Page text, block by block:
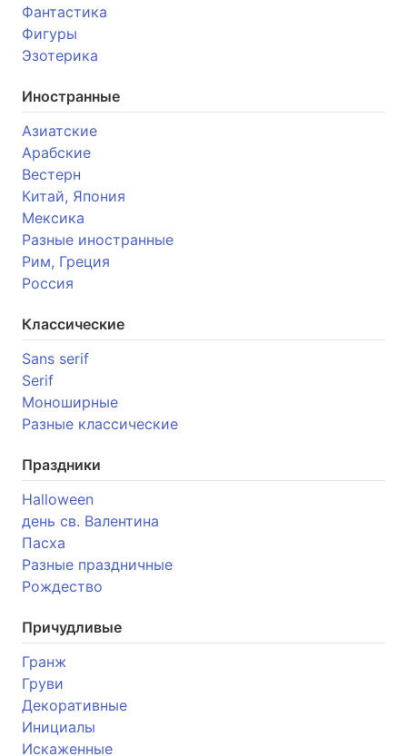
Фантастика
Фигуры
Эзотерика
Иностранные
Азиатские
Арабские
Вестерн
Китай, Япония
Мексика
Разные иностранные
Рим, Греция
Россия
Классические
Sans serif
Serif
Моноширные
Разные классические
Праздники
Halloween
день св. Валентина
Пасха
Разные праздничные
Рождество
Причудливые
Гранж
Груви
Декоративные
Инициалы
Искаженные